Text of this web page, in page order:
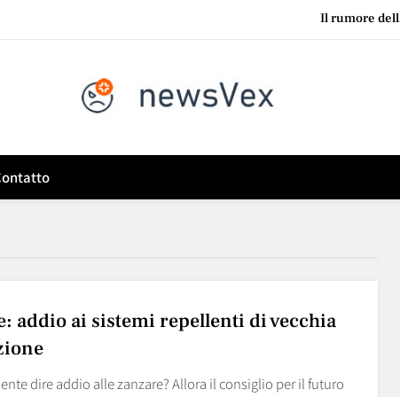
Il rumore
Fiera a Rimini o fuga
Le aziende che si aggrappano ai sistemi legacy hanno
Fiera a Rimini o fuga
VEX
addio ai sistemi repellenti di vecchia
dire addio alle zanzare? Allora il consiglio per il futuro